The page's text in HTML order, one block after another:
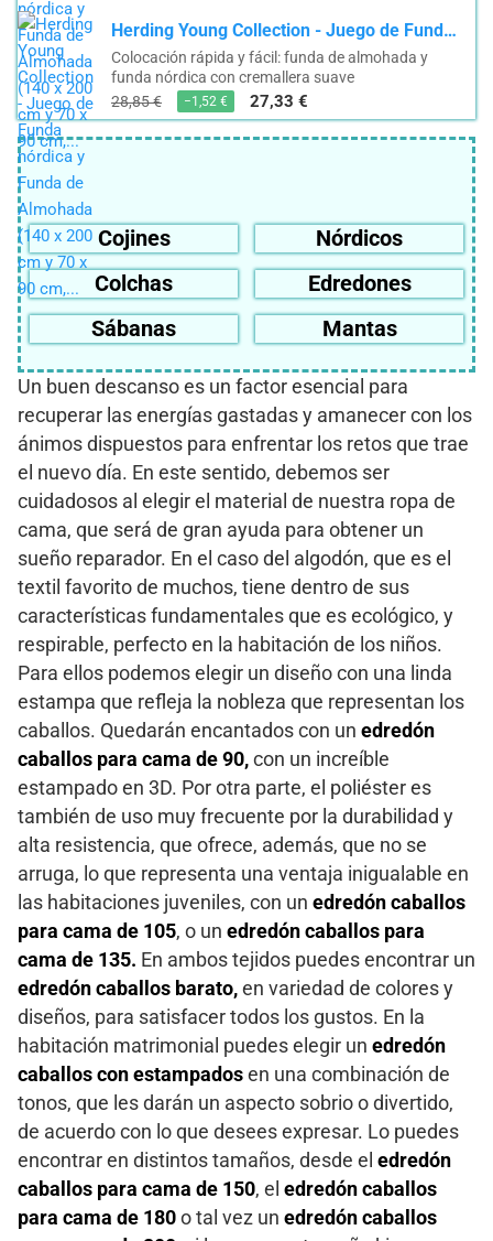
Herding Young Collection - Juego de Funda nórdica y Funda de Almohada (140 x 200 cm y 70 x 90 cm,...
Colocación rápida y fácil: funda de almohada y
funda nórdica con cremallera suave
28,85 €
−1,52 € 27,33 €
Cojines
Nórdicos
Colchas
Edredones
Sábanas
Mantas
Un buen descanso es un factor esencial para
recuperar las energías gastadas y amanecer con los
ánimos dispuestos para enfrentar los retos que trae
el nuevo día. En este sentido, debemos ser
cuidadosos al elegir el material de nuestra ropa de
cama, que será de gran ayuda para obtener un
sueño reparador. En el caso del algodón, que es el
textil favorito de muchos, tiene dentro de sus
características fundamentales que es ecológico, y
respirable, perfecto en la habitación de los niños.
Para ellos podemos elegir un diseño con una linda
estampa que refleja la nobleza que representan los
caballos. Quedarán encantados con un edredón
caballos para cama de 90, con un increíble
estampado en 3D. Por otra parte, el poliéster es
también de uso muy frecuente por la durabilidad y
alta resistencia, que ofrece, además, que no se
arruga, lo que representa una ventaja inigualable en
las habitaciones juveniles, con un edredón caballos
para cama de 105, o un edredón caballos para
cama de 135. En ambos tejidos puedes encontrar un
edredón caballos barato, en variedad de colores y
diseños, para satisfacer todos los gustos. En la
habitación matrimonial puedes elegir un edredón
caballos con estampados en una combinación de
tonos, que les darán un aspecto sobrio o divertido,
de acuerdo con lo que desees expresar. Lo puedes
encontrar en distintos tamaños, desde el edredón
caballos para cama de 150, el edredón caballos
para cama de 180 o tal vez un edredón caballos